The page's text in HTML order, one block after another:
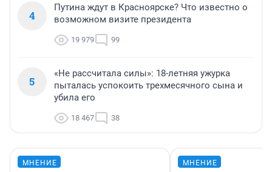
4
Путина ждут в Красноярске? Что известно о
возможном визите президента
19 979 99
5
«Не рассчитала силы»: 18-летняя ужурка
пыталась успокоить трехмесячного сына и
убила его
18 467 38
МНЕНИЕ МНЕНИЕ